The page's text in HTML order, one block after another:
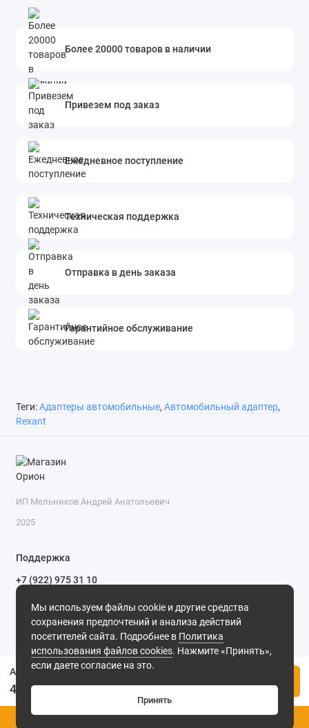
0
403.00р.
Более 20000 товаров в наличии
Привезем под заказ
Ежедневное поступление
Техническая поддержка
Отправка в день заказа
Гарантийное обслуживание
Теги:Адаптеры автомобильные, Автомобильный адаптер,
Rexant
Мы используем файлы cookie и другие средства
сохранения предпочтений и анализа действий
посетителей сайта. Подробнее в Политика
использования файлов cookies. Нажмите «Принять»,
если даете согласие на это.
Принять
ИП Мельников Андрей Анатольевич
2025
Поддержка
+7 (922) 975 31 10
+7 (909) 144 34 47
пн-пт с 9-00 до 18-00 часов,
сб с 10-00 до 15-00 часов,
вс выходной
(MSK, UTC+3)